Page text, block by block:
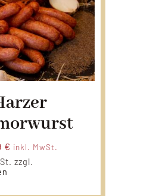
€ inkl. MwSt.
zzgl.